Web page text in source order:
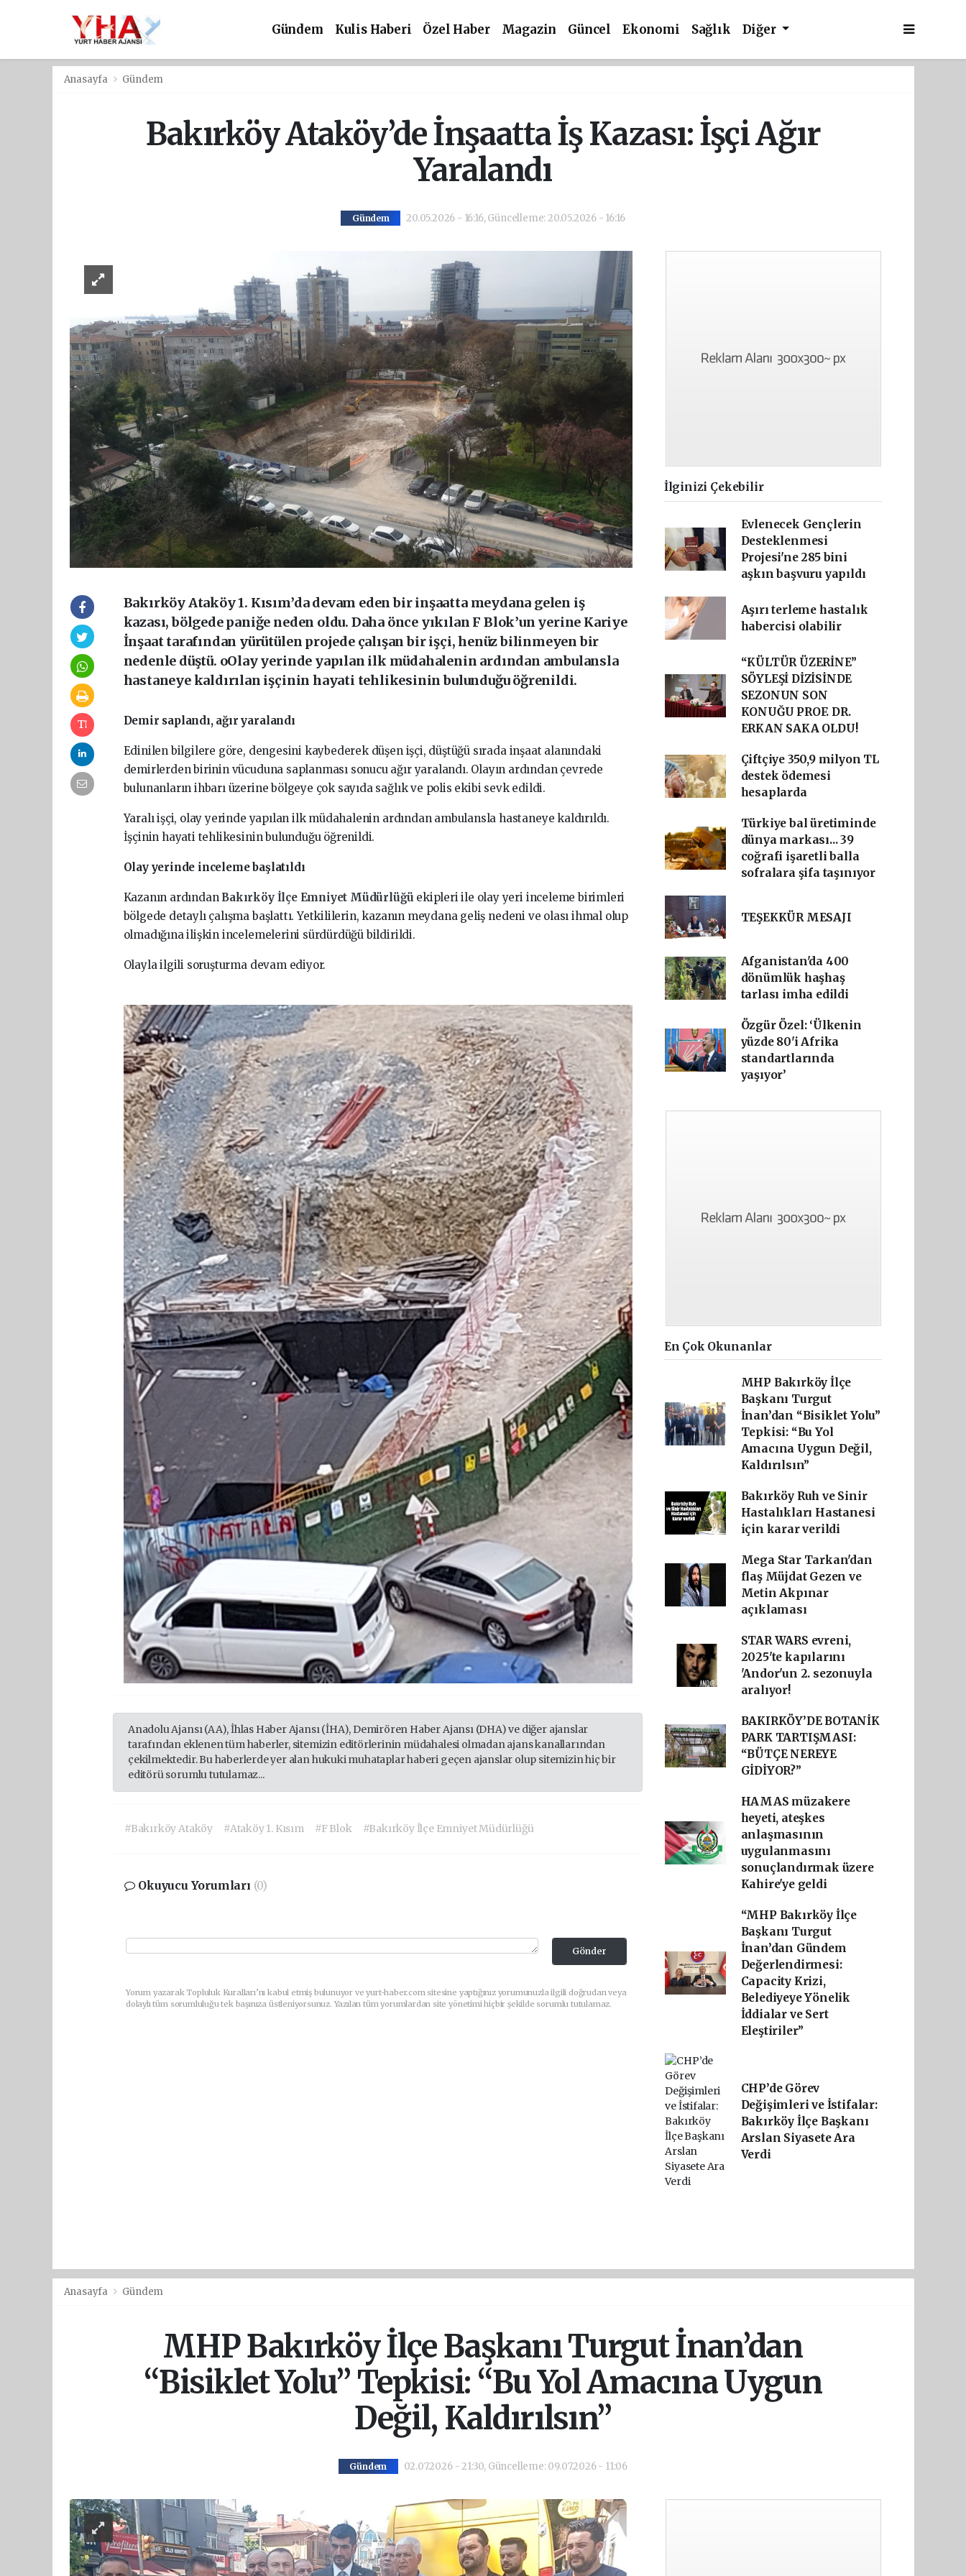
Gündem Kulis Haberi Özel Haber Magazin Güncel Ekonomi Sağlık Diğer
Anasayfa Gündem
Bakırköy Ataköy’de İnşaatta İş Kazası: İşçi Ağır
Yaralandı
Gündem 20.05.2026 - 16:16, Güncelleme: 20.05.2026 - 16:16
Bakırköy Ataköy 1. Kısım’da devam eden bir inşaatta meydana gelen iş
kazası, bölgede paniğe neden oldu. Daha önce yıkılan F Blok’un yerine Kariye
İnşaat tarafından yürütülen projede çalışan bir işçi, henüz bilinmeyen bir
nedenle düştü. oOlay yerinde yapılan ilk müdahalenin ardından ambulansla
hastaneye kaldırılan işçinin hayati tehlikesinin bulunduğu öğrenildi.
Demir saplandı, ağır yaralandı
Edinilen bilgilere göre, dengesini kaybederek düşen işçi, düştüğü sırada inşaat alanındaki
demirlerden birinin vücuduna saplanması sonucu ağır yaralandı. Olayın ardından çevrede
bulunanların ihbarı üzerine bölgeye çok sayıda sağlık ve polis ekibi sevk edildi.
Yaralı işçi, olay yerinde yapılan ilk müdahalenin ardından ambulansla hastaneye kaldırıldı.
İşçinin hayati tehlikesinin bulunduğu öğrenildi.
Olay yerinde inceleme başlatıldı
Kazanın ardından Bakırköy İlçe Emniyet Müdürlüğü ekipleri ile olay yeri inceleme birimleri
bölgede detaylı çalışma başlattı. Yetkililerin, kazanın meydana geliş nedeni ve olası ihmal olup
olmadığına ilişkin incelemelerini sürdürdüğü bildirildi.
Olayla ilgili soruşturma devam ediyor.
Anadolu Ajansı (AA), İhlas Haber Ajansı (İHA), Demirören Haber Ajansı (DHA) ve diğer ajanslar
tarafından eklenen tüm haberler, sitemizin editörlerinin müdahalesi olmadan ajans kanallarından
çekilmektedir. Bu haberlerde yer alan hukuki muhataplar haberi geçen ajanslar olup sitemizin hiç bir
editörü sorumlu tutulamaz...
#Bakırköy Ataköy #Ataköy 1. Kısım #F Blok #Bakırköy İlçe Emniyet Müdürlüğü
Okuyucu Yorumları (0)
Gönder
Yorum yazarak Topluluk Kuralları’nı kabul etmiş bulunuyor ve yurt-haber.com sitesine yaptığınız yorumunuzla ilgili doğrudan veya
dolaylı tüm sorumluluğu tek başınıza üstleniyorsunuz. Yazılan tüm yorumlardan site yönetimi hiçbir şekilde sorumlu tutulamaz.
İlginizi Çekebilir
Evlenecek Gençlerin
Desteklenmesi
Projesi'ne 285 bini
aşkın başvuru yapıldı
Aşırı terleme hastalık
habercisi olabilir
“KÜLTÜR ÜZERİNE”
SÖYLEŞİ DİZİSİNDE
SEZONUN SON
KONUĞU PROF. DR.
ERKAN SAKA OLDU!
Çiftçiye 350,9 milyon TL
destek ödemesi
hesaplarda
Türkiye bal üretiminde
dünya markası... 39
coğrafi işaretli balla
sofralara şifa taşınıyor
TEŞEKKÜR MESAJI
Afganistan'da 400
dönümlük haşhaş
tarlası imha edildi
Özgür Özel: ‘Ülkenin
yüzde 80'i Afrika
standartlarında
yaşıyor’
En Çok Okunanlar
MHP Bakırköy İlçe
Başkanı Turgut
İnan’dan “Bisiklet Yolu”
Tepkisi: “Bu Yol
Amacına Uygun Değil,
Kaldırılsın”
Bakırköy Ruh ve Sinir
Hastalıkları Hastanesi
için karar verildi
Mega Star Tarkan'dan
flaş Müjdat Gezen ve
Metin Akpınar
açıklaması
STAR WARS evreni,
2025'te kapılarını
'Andor'un 2. sezonuyla
aralıyor!
BAKIRKÖY’DE BOTANİK
PARK TARTIŞMASI:
“BÜTÇE NEREYE
GİDİYOR?”
HAMAS müzakere
heyeti, ateşkes
anlaşmasının
uygulanmasını
sonuçlandırmak üzere
Kahire'ye geldi
“MHP Bakırköy İlçe
Başkanı Turgut
İnan’dan Gündem
Değerlendirmesi:
Capacity Krizi,
Belediyeye Yönelik
İddialar ve Sert
Eleştiriler”
CHP’de Görev
Değişimleri ve İstifalar:
Bakırköy İlçe Başkanı
Arslan Siyasete Ara
Verdi
Anasayfa Gündem
MHP Bakırköy İlçe Başkanı Turgut İnan’dan
“Bisiklet Yolu” Tepkisi: “Bu Yol Amacına Uygun
Değil, Kaldırılsın”
Gündem 02.07.2026 - 21:30, Güncelleme: 09.07.2026 - 11:06